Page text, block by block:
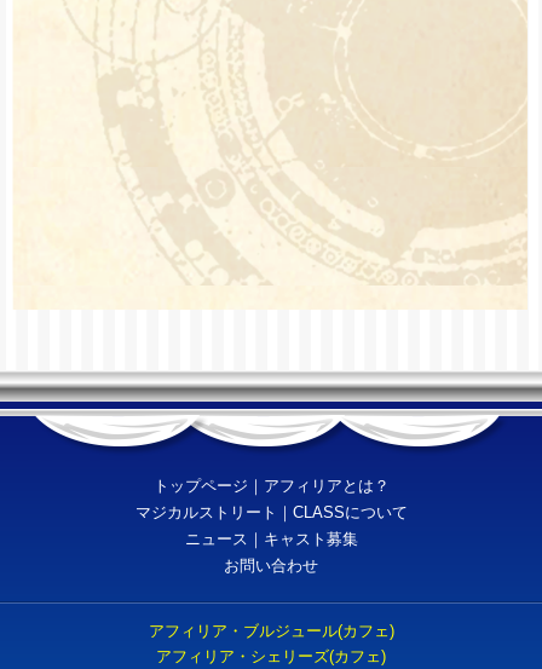
オリカク選手権2026
レシピ賞発表
8/17(月)～8/21(金)浴衣
天体観測エンカウント
8/29 レオル6周年エ
8/29(土)18:00～5:00
トップページ ｜ アフィリアとは？
マジカルストリート ｜ CLASSについて
ニュース ｜ キャスト募集
お問い合わせ
アフィリア・ブルジュール(カフェ)
アフィリア・シェリーズ(カフェ)